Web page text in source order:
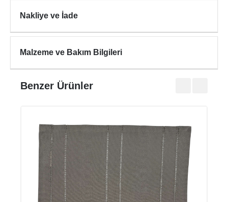
Nakliye ve İade
Malzeme ve Bakım Bilgileri
Benzer Ürünler